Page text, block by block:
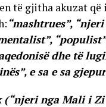
të gjitha akuzat
“mashtrues”,
dhe të
e sa e sa
(“njeri nga Mali i